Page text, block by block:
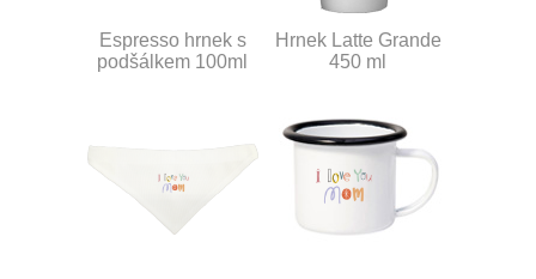
Espresso hrnek s
podšálkem 100ml
Hrnek Latte Grande
450 ml